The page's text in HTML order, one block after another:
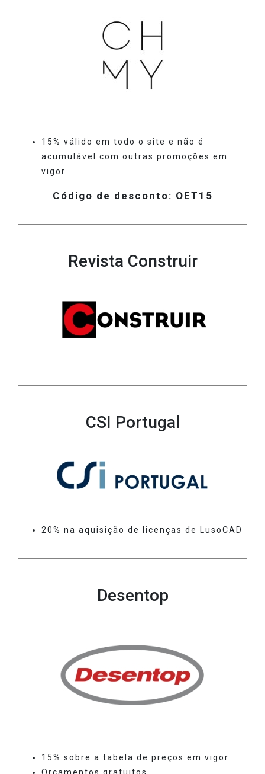
15% válido em todo o site e não é
acumulável com outras promoções em
vigor
Código de desconto: OET15
Revista Construir
CSI Portugal
20% na aquisição de licenças de LusoCAD
Desentop
15% sobre a tabela de preços em vigor